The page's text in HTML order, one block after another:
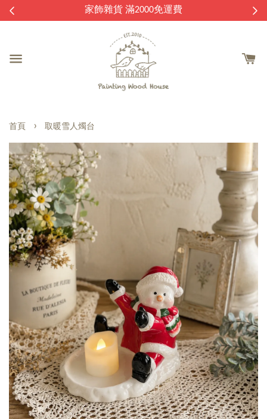
家飾雜貨 滿2000免運費
首頁 › 取暖雪人燭台